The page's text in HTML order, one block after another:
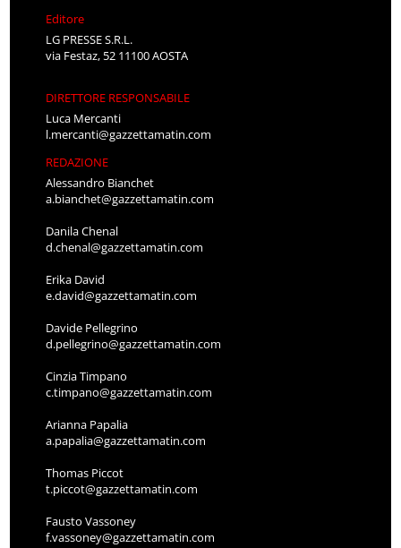
Editore
LG PRESSE S.R.L.
via Festaz, 52 11100 AOSTA
DIRETTORE RESPONSABILE
Luca Mercanti
l.mercanti@gazzettamatin.com
REDAZIONE
Alessandro Bianchet
a.bianchet@gazzettamatin.com
Danila Chenal
d.chenal@gazzettamatin.com
Erika David
e.david@gazzettamatin.com
Davide Pellegrino
d.pellegrino@gazzettamatin.com
Cinzia Timpano
c.timpano@gazzettamatin.com
Arianna Papalia
a.papalia@gazzettamatin.com
Thomas Piccot
t.piccot@gazzettamatin.com
Fausto Vassoney
f.vassoney@gazzettamatin.com